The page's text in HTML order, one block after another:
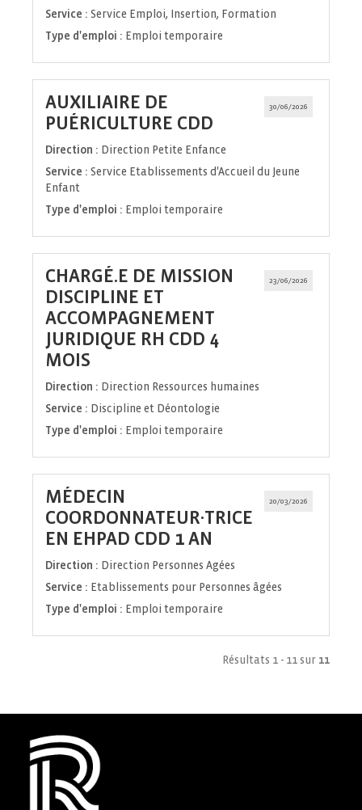
Service : Service Emploi, Insertion, Formation
Type d'emploi : Emploi temporaire
30/06/2026
AUXILIAIRE DE
PUÉRICULTURE CDD
fenêtre)
Direction : Direction Petite Enfance
Service : Service Etablissements d'Accueil du Jeune
Enfant
Type d'emploi : Emploi temporaire
23/06/2026
CHARGÉ.E DE MISSION
DISCIPLINE ET
ACCOMPAGNEMENT
JURIDIQUE RH CDD 4
MOIS
fenêtre)
Direction : Direction Ressources humaines
Service : Discipline et Déontologie
Type d'emploi : Emploi temporaire
20/03/2026
MÉDECIN
COORDONNATEUR·TRICE
EN EHPAD CDD 1 AN
fenêtre)
Direction : Direction Personnes Agées
Service : Etablissements pour Personnes âgées
Type d'emploi : Emploi temporaire
Résultats 1 - 11 sur 11